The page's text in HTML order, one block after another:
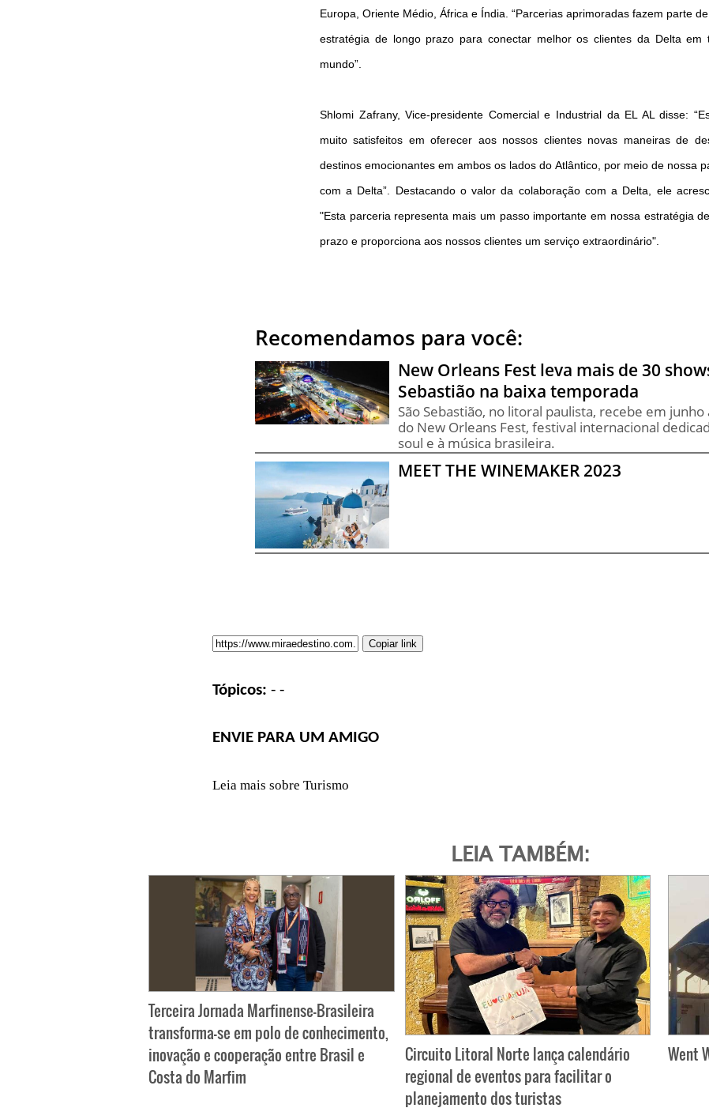
Europa, Oriente Médio, África e Índia. “Parcerias aprimoradas fazem parte
estratégia de longo prazo para conectar melhor os clientes da Delta em
mundo”.
Shlomi Zafrany, Vice-presidente Comercial e Industrial da EL AL disse:
muito satisfeitos em oferecer aos nossos clientes novas maneiras de
destinos emocionantes em ambos os lados do Atlântico, por meio de nossa
com a Delta”. Destacando o valor da colaboração com a Delta, ele
"Esta parceria representa mais um passo importante em nossa estratégia
prazo e proporciona aos nossos clientes um serviço extraordinário".
Recomendamos para você:
New Orleans Fest leva mais de 30
Sebastião na baixa temporada
São Sebastião, no litoral paulista, recebe em
do New Orleans Fest, festival internacional
soul e à música brasileira.
MEET THE WINEMAKER 2023
Copiar link
Tópicos: - -
ENVIE PARA UM AMIGO
Leia mais sobre Turismo
LEIA TAMBÉM:
Terceira Jornada Marfinense-Brasileira
transforma-se em polo de conhecimento,
inovação e cooperação entre Brasil e
Costa do Marfim
Circuito Litoral Norte lança calendário
regional de eventos para facilitar o
planejamento dos turistas
Went